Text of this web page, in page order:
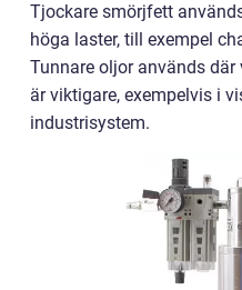
Tjockare smörjfett
höga laster, till exempel
Tunnare oljor används där
är viktigare, exempelvis i
industrisystem.